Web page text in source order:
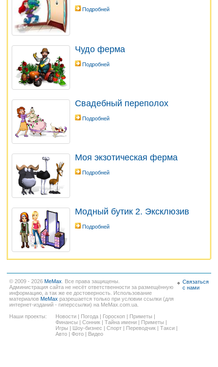
Подробней
Чудо ферма
Подробней
Свадебный переполох
Подробней
Моя экзотическая ферма
Подробней
Модный бутик 2. Эксклюзив
Подробней
© 2009 - 2026 MeMax . Все права защищены.
Администрация сайта не несёт ответственности за размещённую
информацию, а так же ее достоверность. Использование
материалов MeMax разрешается только при условии ссылки (для
интернет-изданий - гиперссылки) на MeMax.com.ua.
Наши проекты:
Новости | Погода | Гороскоп | Приметы |
Финансы | Сонник | Тайна имени | Приметы |
Игры | Шоу-бизнес | Спорт | Переводчик | Такси |
Авто | Фото | Видео
Связаться
с нами